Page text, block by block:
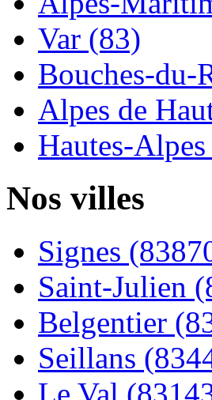
Var (83)
Bouches-du-
Alpes de
Hautes-
Nos villes
Signes
Saint-Julien
Belgentier
Seillans